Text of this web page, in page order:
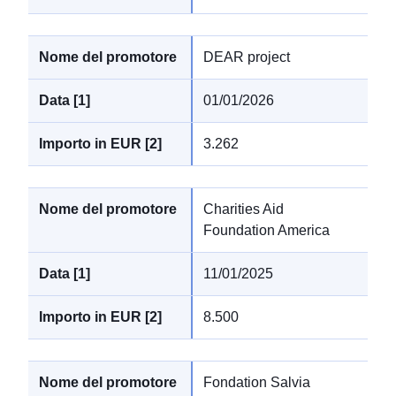
DEAR project
01/01/2026
3.262
Charities Aid
Foundation America
11/01/2025
8.500
Fondation Salvia